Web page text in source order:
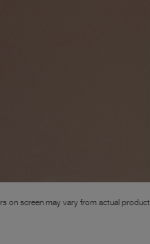
on screen may vary from actual product